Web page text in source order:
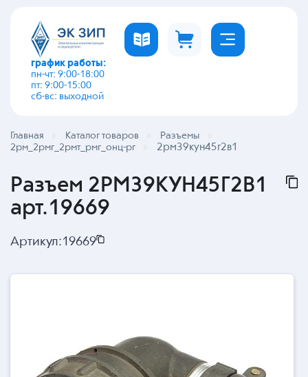
график работы:
пн-чт: 9:00-18:00
пт: 9:00-15:00
сб-вс: выходной
Главная Каталог товаров
Разъемы
2рм_2рмг_2рмт_рмг_онц-рг
2рм39кун45г2в1
Разъем 2РМ39КУН45Г2В1
арт.19669
Артикул:19669